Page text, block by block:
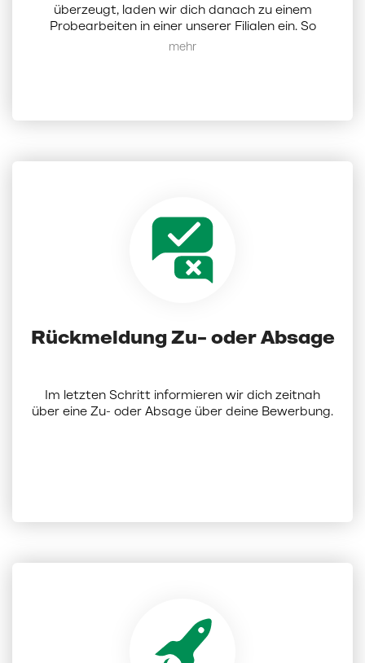
überzeugt, laden wir dich danach zu einem
Probearbeiten in einer unserer Filialen ein. So
erhältst du einen direkten Einblick in deinen
Mehr anzeigen
Rückmeldung Zu- oder Absage
Im letzten Schritt informieren wir dich zeitnah
über eine Zu- oder Absage über deine Bewerbung.